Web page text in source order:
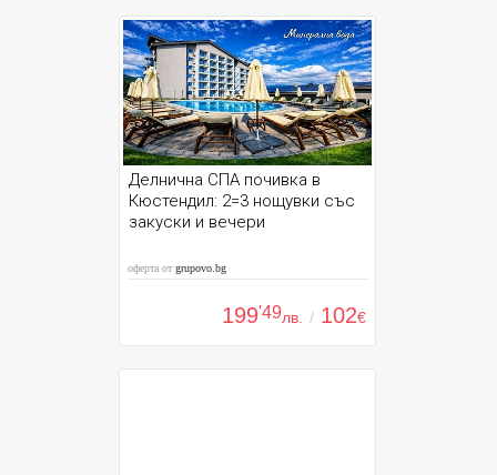
Делнична СПА почивка в
Кюстендил: 2=3 нощувки със
закуски и вечери
оферта отgrupovo.bg
199'49лв. / 102€